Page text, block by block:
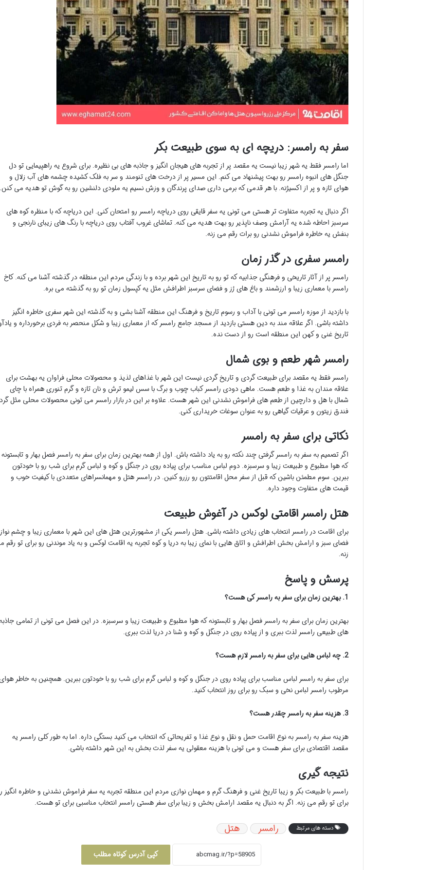
سفر به رامسر: دریچه ای به سوی طبیعت بکر
اما رامسر فقط یه شهر زیبا نیست یه مقصد پر از تجربه های هیجان انگیز و جاذبه های بی نظیره. برای شروع یه راهپیمایی تو دل
جنگل های انبوه رامسر رو بهت پیشنهاد می کنم. این مسیر پر از درخت های تنومند و سر به فلک کشیده چشمه های آب زلال و
هوای تازه و پر از اکسیژنه. با هر قدمی که برمی داری صدای پرندگان و وزش نسیم یه ملودی دلنشین رو به گوش تو هدیه می
اگر دنبال یه تجربه متفاوت تر هستی می تونی یه سفر قایقی روی دریاچه رامسر رو امتحان کنی. این دریاچه که با منظره کوه های
سرسبز احاطه شده یه آرامش وصف ناپذیر رو بهت هدیه می کنه. تماشای غروب آفتاب روی دریاچه با رنگ های زیبای نارنجی و
بنفش یه خاطره فراموش نشدنی رو برات رقم می زنه.
رامسر سفری در گذر زمان
رامسر پر از آثار تاریخی و فرهنگی جذابیه که تو رو به تاریخ این شهر برده و با زندگی مردم این منطقه در گذشته آشنا می کنه. کاخ
رامسر با معماری زیبا و ارزشمند و باغ های رُز و فضای سرسبز اطرافش مثل یه کپسول زمان تو رو به گذشته می بره.
با بازدید از موزه رامسر می تونی با آداب و رسوم تاریخ و فرهنگ این منطقه آشنا بشی و به گذشته این شهر سفری خاطره انگیز
داشته باشی. اگر علاقه مند به دین هستی بازدید از مسجد جامع رامسر که از معماری زیبا و شکل منحصر به فردی برخورداره و
تاریخ غنی و کهن این منطقه است رو از دست نده.
رامسر شهر طعم و بوی شمال
رامسر فقط یه مقصد برای طبیعت گردی و تاریخ گردی نیست این شهر با غذاهای لذیذ و محصولات محلی فراوان یه بهشت برای
علاقه مندان به غذا و طعم هست. ماهی دودی رامسر کباب چوب و برگ با سس لیمو ترش و نان تازه و گرم تنوری همراه با چای
شمال با هل و دارچین از طعم های فراموش نشدنی این شهر هست. علاوه بر این در بازار رامسر می تونی محصولات محلی مثل
فندق زیتون و عرقيات گیاهی رو به عنوان سوغات خریداری کنی.
نکاتی برای سفر به رامسر
اگر تصمیم به سفر به رامسر گرفتی چند نکته رو به یاد داشته باش. اول از همه بهترین زمان برای سفر به رامسر فصل بهار و تابستونه
که هوا مطبوع و طبیعت زیبا و سرسبزه. دوم لباس مناسب برای پیاده روی در جنگل و کوه و لباس گرم برای شب رو با خودتون
ببرین. سوم مطمئن باشین که قبل از سفر محل اقامتتون رو رزرو کنین. در رامسر هتل و مهمانسراهای متعددی با کیفیت خوب و
قیمت های متفاوت وجود داره.
هتل رامسر اقامتی لوکس در آغوش طبیعت
برای اقامت در رامسر انتخاب های زیادی داشته باشی. هتل رامسر یکی از مشهورترین هتل های این شهر با معماری زیبا و چشم نواز
فضای سبز و ارامش بخش اطرافش و اتاق هایی با نمای زیبا به دریا و کوه تجربه یه اقامت لوکس و به یاد موندنی رو برای تو رقم
زنه.
پرسش و پاسخ
1. بهترین زمان برای سفر به رامسر کی هست؟
بهترین زمان برای سفر به رامسر فصل بهار و تابستونه که هوا مطبوع و طبیعت زیبا و سرسبزه. در این فصل می تونی از تمامی
های طبیعی رامسر لذت ببری و از پیاده روی در جنگل و کوه و شنا در دریا لذت ببری.
2. چه لباس هایی برای سفر به رامسر لازم هست؟
برای سفر به رامسر لباس مناسب برای پیاده روی در جنگل و کوه و لباس گرم برای شب رو با خودتون ببرین. همچنین به خاطر
مرطوب رامسر لباس نخی و سبک رو برای روز انتخاب کنید.
3. هزینه سفر به رامسر چقدر هست؟
هزینه سفر به رامسر به نوع اقامت حمل و نقل و نوع غذا و تفریحاتی که انتخاب می کنید بستگی داره. اما به طور کلی رامسر یه
مقصد اقتصادی برای سفر هست و می تونی با هزینه معقولی یه سفر لذت بخش به این شهر داشته باشی.
نتیجه گیری
رامسر با طبیعت بکر و زیبا تاریخ غنی و فرهنگ گرم و مهمان نوازی مردم این منطقه تجربه یه سفر فراموش نشدنی و خاطره انگیز
برای تو رقم می زنه. اگر به دنبال یه مقصد ارامش بخش و زیبا برای سفر هستی رامسر انتخاب مناسبی برای تو هست.
دسته های مرتبط رامسر هتل
کپی آدرس کوتاه مطلب